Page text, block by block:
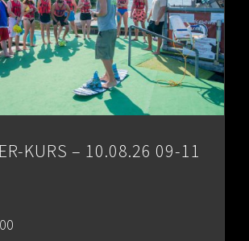
KURS – 10.08.26 09-11